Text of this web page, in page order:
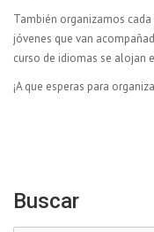
También organizamos
jóvenes que van
curso de idiomas se alojan
¡A que esperas para
Buscar